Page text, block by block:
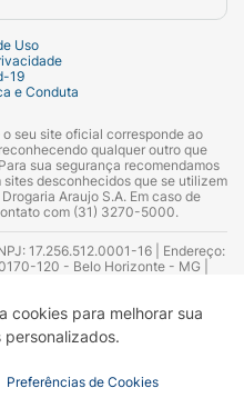
cookies para melhorar sua
Preferências de Cookies
Uso
19
e Conduta
seu site oficial corresponde ao
qualquer outro que
sua segurança recomendamos
desconhecidos que se utilizem
Araujo S.A. Em caso de
com (31) 3270-5000.
17.256.512.0001-16 | Endereço:
120 - Belo Horizonte - MG |
Silva Alvarenga – CRF 52.584 -
- CRF Nº 13.748. Alvará
Funcionamento da Empresa (AFE):